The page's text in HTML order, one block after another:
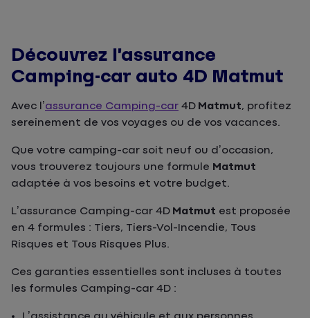
Découvrez l’assurance
Camping-car auto 4D Matmut
Avec l’assurance Camping-car 4D Matmut, profitez
sereinement de vos voyages ou de vos vacances.
Que votre camping-car soit neuf ou d’occasion,
vous trouverez toujours une formule Matmut
adaptée à vos besoins et votre budget.
L’assurance Camping-car 4D Matmut est proposée
en 4 formules : Tiers, Tiers-Vol-Incendie, Tous
Risques et Tous Risques Plus.
Ces garanties essentielles sont incluses à toutes
les formules Camping-car 4D :